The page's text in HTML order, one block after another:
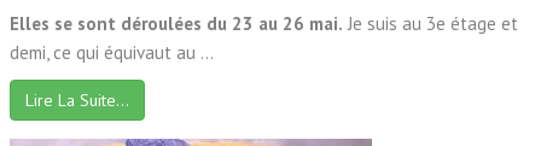
Elles se sont déroulées du 23 au 26 mai. Je suis au 3e étage et
demi, ce qui équivaut au ...
Lire La Suite…